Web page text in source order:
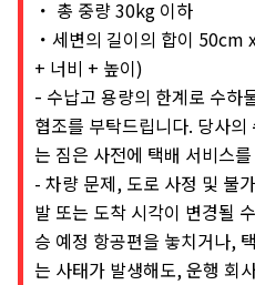
・ 총 중량 30kg 이하
・ 세변의 길이의 합이
+ 너비 + 높이)
- 수납고 용량의 한계로 수하
협조를 부탁드립니다. 당사
는 짐은 사전에 택배 서비스
- 차량 문제, 도로 사정 및 불
발 또는 도착 시각이 변경될
승 예정 항공편을 놓치거나,
는 사태가 발생해도, 운행 회